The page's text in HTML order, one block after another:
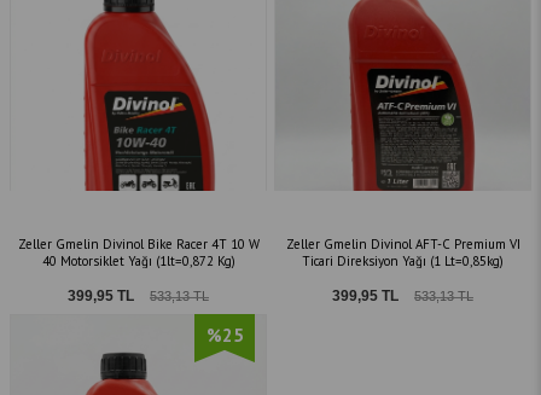
Zeller Gmelin Divinol Bike Racer 4T 10 W
40 Motorsiklet Yağı (1lt=0,872 Kg)
399,95 TL 533,13 TL
Zeller Gmelin Divinol AFT-C Premium VI
Ticari Direksiyon Yağı (1 Lt=0,85kg)
399,95 TL 533,13 TL
%25